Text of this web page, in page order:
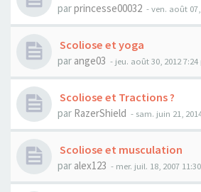
parprincesse00032 - ven. août
Scoliose et yoga
par ange03 - jeu. août 30, 2012 7:24
Scoliose et Tractions ?
par RazerShield - sam. juin 21,
Scoliose et musculation
par alex123 - mer. juil. 18, 2007